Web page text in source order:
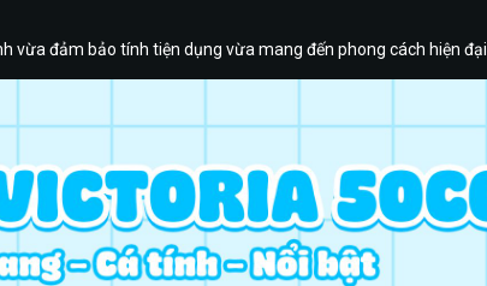
vừa đảm bảo tính tiện dụng vừa mang đến phong cách hiện đại.